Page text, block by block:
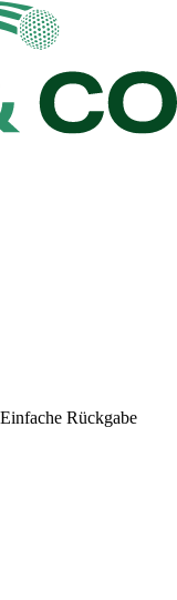
Einfache Rückgabe